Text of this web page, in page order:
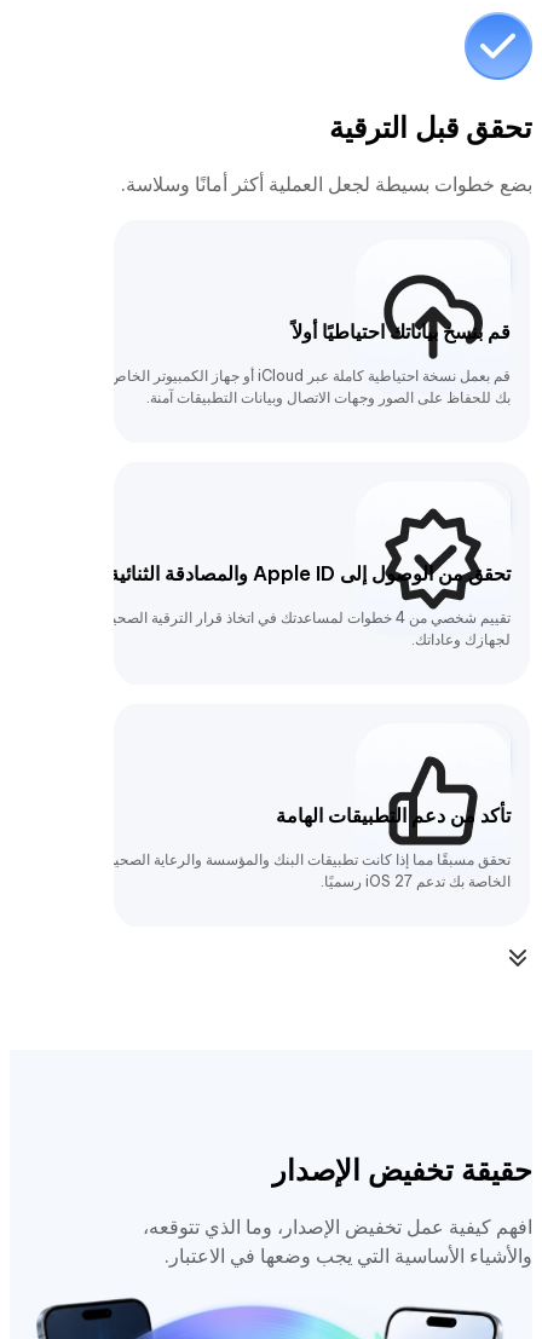
تحقق قبل الترقية
بضع خطوات بسيطة لجعل العملية أكثر أمانًا وسلاسة.
قم بنسخ بياناتك احتياطيًا أولاً
قم بعمل نسخة احتياطية كاملة عبر iCloud أو جهاز الكمبيوتر الخاص
بك للحفاظ على الصور وجهات الاتصال وبيانات التطبيقات آمنة.
تحقق من الوصول إلى Apple ID والمصادقة الثنائية
تقييم شخصي من 4 خطوات لمساعدتك في اتخاذ قرار الترقية الصحيح
لجهازك وعاداتك.
تأكد من دعم التطبيقات الهامة
تحقق مسبقًا مما إذا كانت تطبيقات البنك والمؤسسة والرعاية الصحية
الخاصة بك تدعم iOS 27 رسميًا.
حقيقة تخفيض الإصدار
افهم كيفية عمل تخفيض الإصدار، وما الذي تتوقعه،
والأشياء الأساسية التي يجب وضعها في الاعتبار.